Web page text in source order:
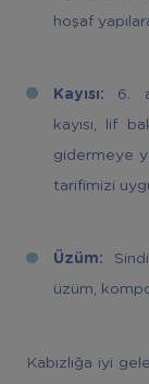
hoşaf
Kayısı: 6.
kayısı, lif
gidermeye
tarifimizi
Üzüm:
üzüm,
Kabızlığa iyi